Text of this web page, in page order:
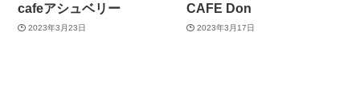
cafeアシュベリー
2023年3月23日
CAFE Don
2023年3月17日